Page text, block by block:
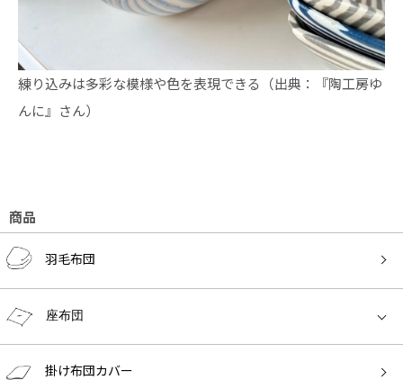
練り込みは多彩な模様や色を表現できる（出典：『陶工房ゆ
んに』さん）
商品
羽毛布団
座布団
掛け布団カバー